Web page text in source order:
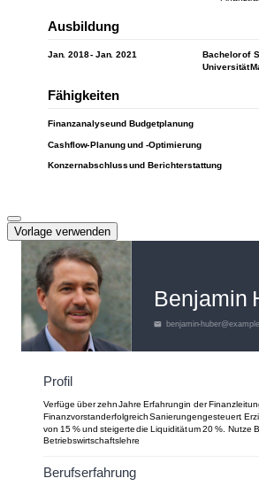
Vorlage verwenden